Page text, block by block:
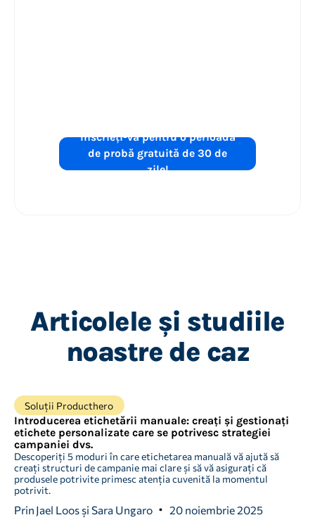
Înscrieți-vă pentru o perioadă
de probă gratuită de 30 de
zile!
Articolele și studiile
noastre de caz
Soluții Producthero
Introducerea etichetării manuale: creați și gestionați
etichete personalizate care se potrivesc strategiei
campaniei dvs.
Descoperiți 5 moduri în care etichetarea manuală vă ajută să
creați structuri de campanie mai clare și să vă asigurați că
produsele potrivite primesc atenția cuvenită la momentul
potrivit.
Prin Jael Loos și Sara Ungaro 20 noiembrie 2025